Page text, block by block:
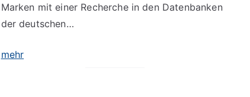
Marken mit einer Recherche in den Datenbanken
der deutschen…
mehr